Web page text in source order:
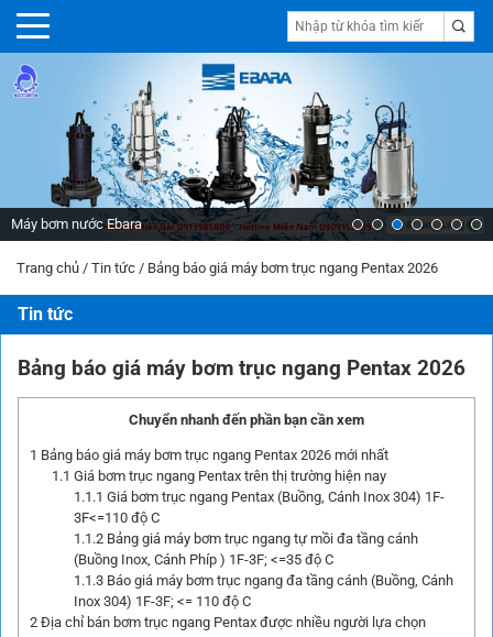
Máy bơm nước Ebara
Trang chủ / Tin tức / Bảng báo giá máy bơm trục ngang Pentax 2026
Tin tức
Bảng báo giá máy bơm trục ngang Pentax 2026
Chuyển nhanh đến phần bạn cần xem
1 Bảng báo giá máy bơm trục ngang Pentax 2026 mới nhất
1.1 Giá bơm trục ngang Pentax trên thị trường hiện nay
1.1.1 Giá bơm trục ngang Pentax (Buồng, Cánh Inox 304) 1F-
3F<=110 độ C
1.1.2Bảng giá máy bơm trục ngang tự mồi đa tầng cánh
(Buồng Inox, Cánh Phíp ) 1F-3F; <=35 độ C
1.1.3Báo giá máy bơm trục ngang đa tầng cánh (Buồng, Cánh
Inox 304) 1F-3F; <= 110 độ C
2 Địa chỉ bán bơm trục ngang Pentax được nhiều người lựa chọn